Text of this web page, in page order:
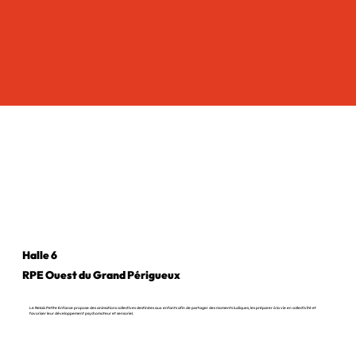
Le Relais Petite Enfance propose des animations collectives destinées aux enfants afin de partager des moments ludiques, les préparer à la vie en collectivité et
favoriser leur développement psychomoteur et sensoriel.
Halle 6
RPE Ouest du Grand Périgueux